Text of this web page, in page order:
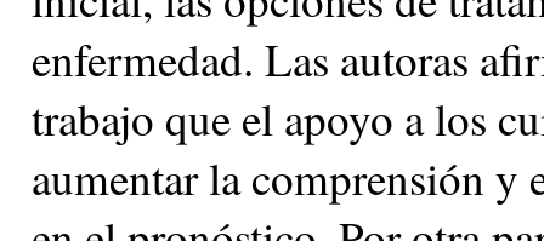
enfermedad. Las autoras
trabajo que el apoyo a los
aumentar la comprensión y